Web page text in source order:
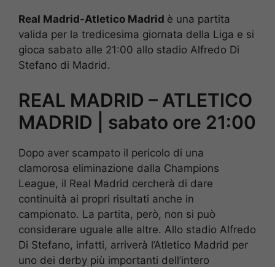
Real Madrid-Atletico Madrid è una partita
valida per la tredicesima giornata della Liga e si
gioca sabato alle 21:00 allo stadio Alfredo Di
Stefano di Madrid.
REAL MADRID – ATLETICO
MADRID | sabato ore 21:00
Dopo aver scampato il pericolo di una
clamorosa eliminazione dalla Champions
League, il Real Madrid cercherà di dare
continuità ai propri risultati anche in
campionato. La partita, però, non si può
considerare uguale alle altre. Allo stadio Alfredo
Di Stefano, infatti, arriverà l’Atletico Madrid per
uno dei derby più importanti dell’intero